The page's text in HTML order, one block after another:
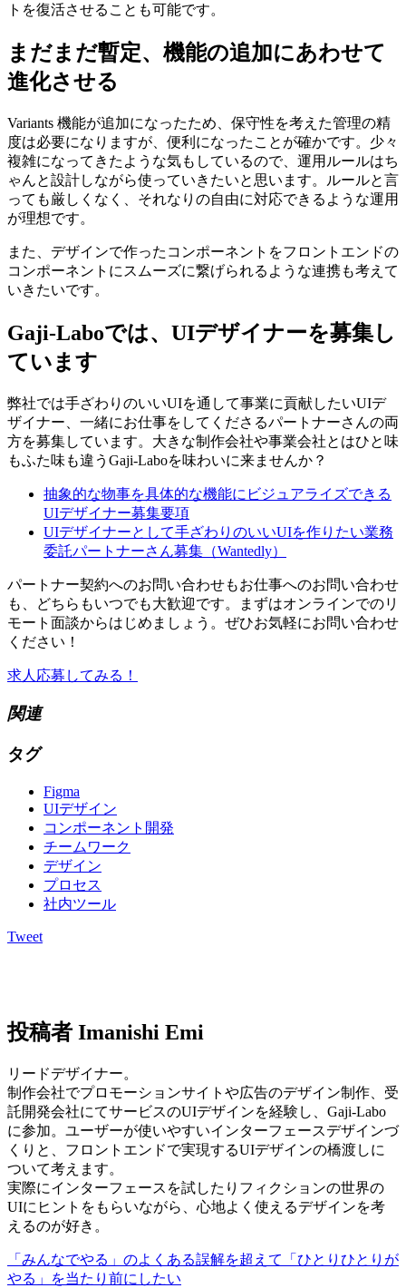
トを復活させることも可能です。
まだまだ暫定、機能の追加にあわせて
進化させる
Variants 機能が追加になったため、保守性を考えた管理の精
度は必要になりますが、便利になったことが確かです。少々
複雑になってきたような気もしているので、運用ルールはち
ゃんと設計しながら使っていきたいと思います。ルールと言
っても厳しくなく、それなりの自由に対応できるような運用
が理想です。
また、デザインで作ったコンポーネントをフロントエンドの
コンポーネントにスムーズに繋げられるような連携も考えて
いきたいです。
Gaji-Laboでは、UIデザイナーを募集し
ています
弊社では手ざわりのいいUIを通して事業に貢献したいUIデ
ザイナー、一緒にお仕事をしてくださるパートナーさんの両
方を募集しています。大きな制作会社や事業会社とはひと味
もふた味も違うGaji-Laboを味わいに来ませんか？
抽象的な物事を具体的な機能にビジュアライズできる
UIデザイナー募集要項
UIデザイナーとして手ざわりのいいUIを作りたい業務
委託パートナーさん募集（Wantedly）
パートナー契約へのお問い合わせもお仕事へのお問い合わせ
も、どちらもいつでも大歓迎です。まずはオンラインでのリ
モート面談からはじめましょう。ぜひお気軽にお問い合わせ
ください！
求人応募してみる！
関連
タグ
Figma
UIデザイン
コンポーネント開発
チームワーク
デザイン
プロセス
社内ツール
Tweet
投稿者 Imanishi Emi
リードデザイナー。
制作会社でプロモーションサイトや広告のデザイン制作、受
託開発会社にてサービスのUIデザインを経験し、Gaji-Labo
に参加。ユーザーが使いやすいインターフェースデザインづ
くりと、フロントエンドで実現するUIデザインの橋渡しに
ついて考えます。
実際にインターフェースを試したりフィクションの世界の
UIにヒントをもらいながら、心地よく使えるデザインを考
えるのが好き。
「みんなでやる」のよくある誤解を超えて「ひとりひとりが
やる」を当たり前にしたい